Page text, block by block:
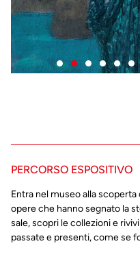
PERCORSO ESPOSITIVO
Entra nel museo alla
opere che hanno segnato la
sale, scopri le collezioni e
passate e presenti, come se